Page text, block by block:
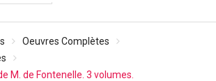
Oeuvres Complètes
M. de Fontenelle. 3 volumes.